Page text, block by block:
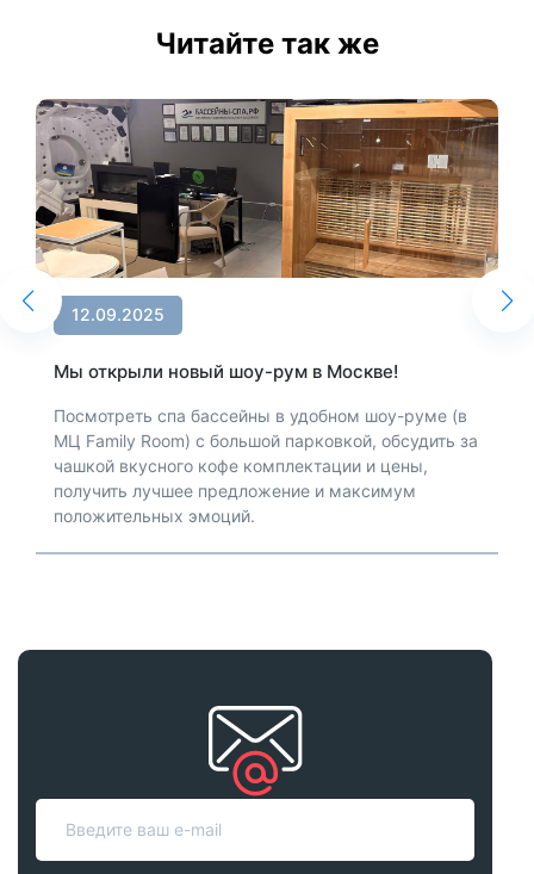
Читайте так же
12.09.2025
Мы открыли новый шоу-рум в Москве!
Посмотреть спа бассейны в удобном шоу-руме (в
МЦ Family Room) с большой парковкой, обсудить за
чашкой вкусного кофе комплектации и цены,
получить лучшее предложение и максимум
положительных эмоций.